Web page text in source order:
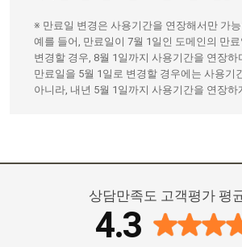
※ 만료일 변경은 사용기간을 연장해서만 가
예를 들어, 만료일이 7월 1일인 도메인의 만
변경할 경우, 8월 1일까지 사용기간을 연장하
만료일을 5월 1일로 변경할 경우에는 사용기
아니라, 내년 5월 1일까지 사용기간을 연장하
상담만족도 고객평가 평
4.3